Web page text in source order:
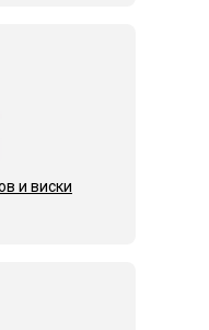
и виски